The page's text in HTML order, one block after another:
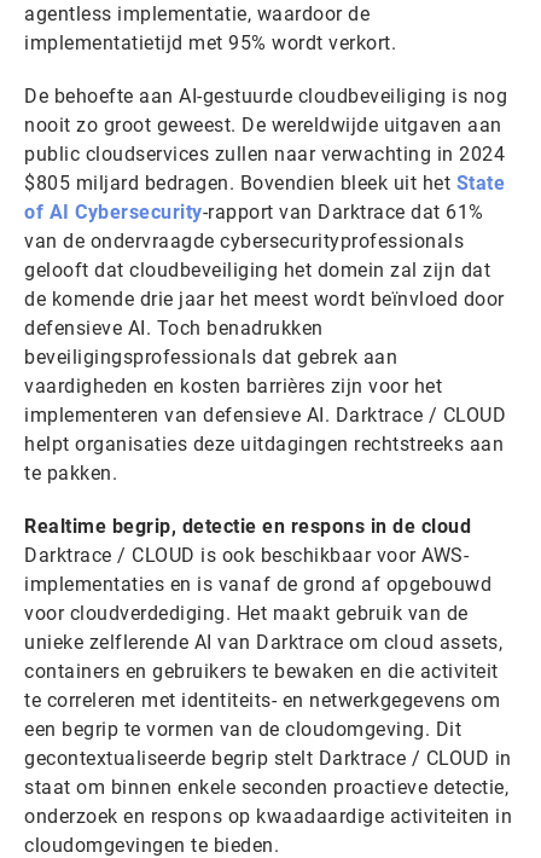
agentless implementatie, waardoor de
implementatietijd met 95% wordt verkort.
De behoefte aan AI-gestuurde cloudbeveiliging is nog
nooit zo groot geweest. De wereldwijde uitgaven aan
public cloudservices zullen naar verwachting in 2024
$805 miljard bedragen. Bovendien bleek uit het State
of AI Cybersecurity-rapport van Darktrace dat 61%
van de ondervraagde cybersecurityprofessionals
gelooft dat cloudbeveiliging het domein zal zijn dat
de komende drie jaar het meest wordt beïnvloed door
defensieve AI. Toch benadrukken
beveiligingsprofessionals dat gebrek aan
vaardigheden en kosten barrières zijn voor het
implementeren van defensieve AI. Darktrace / CLOUD
helpt organisaties deze uitdagingen rechtstreeks aan
te pakken.
Realtime begrip, detectie en respons in de cloud
Darktrace / CLOUD is ook beschikbaar voor AWS-
implementaties en is vanaf de grond af opgebouwd
voor cloudverdediging. Het maakt gebruik van de
unieke zelflerende AI van Darktrace om cloud assets,
containers en gebruikers te bewaken en die activiteit
te correleren met identiteits- en netwerkgegevens om
een begrip te vormen van de cloudomgeving. Dit
gecontextualiseerde begrip stelt Darktrace / CLOUD in
staat om binnen enkele seconden proactieve detectie,
onderzoek en respons op kwaadaardige activiteiten in
cloudomgevingen te bieden.